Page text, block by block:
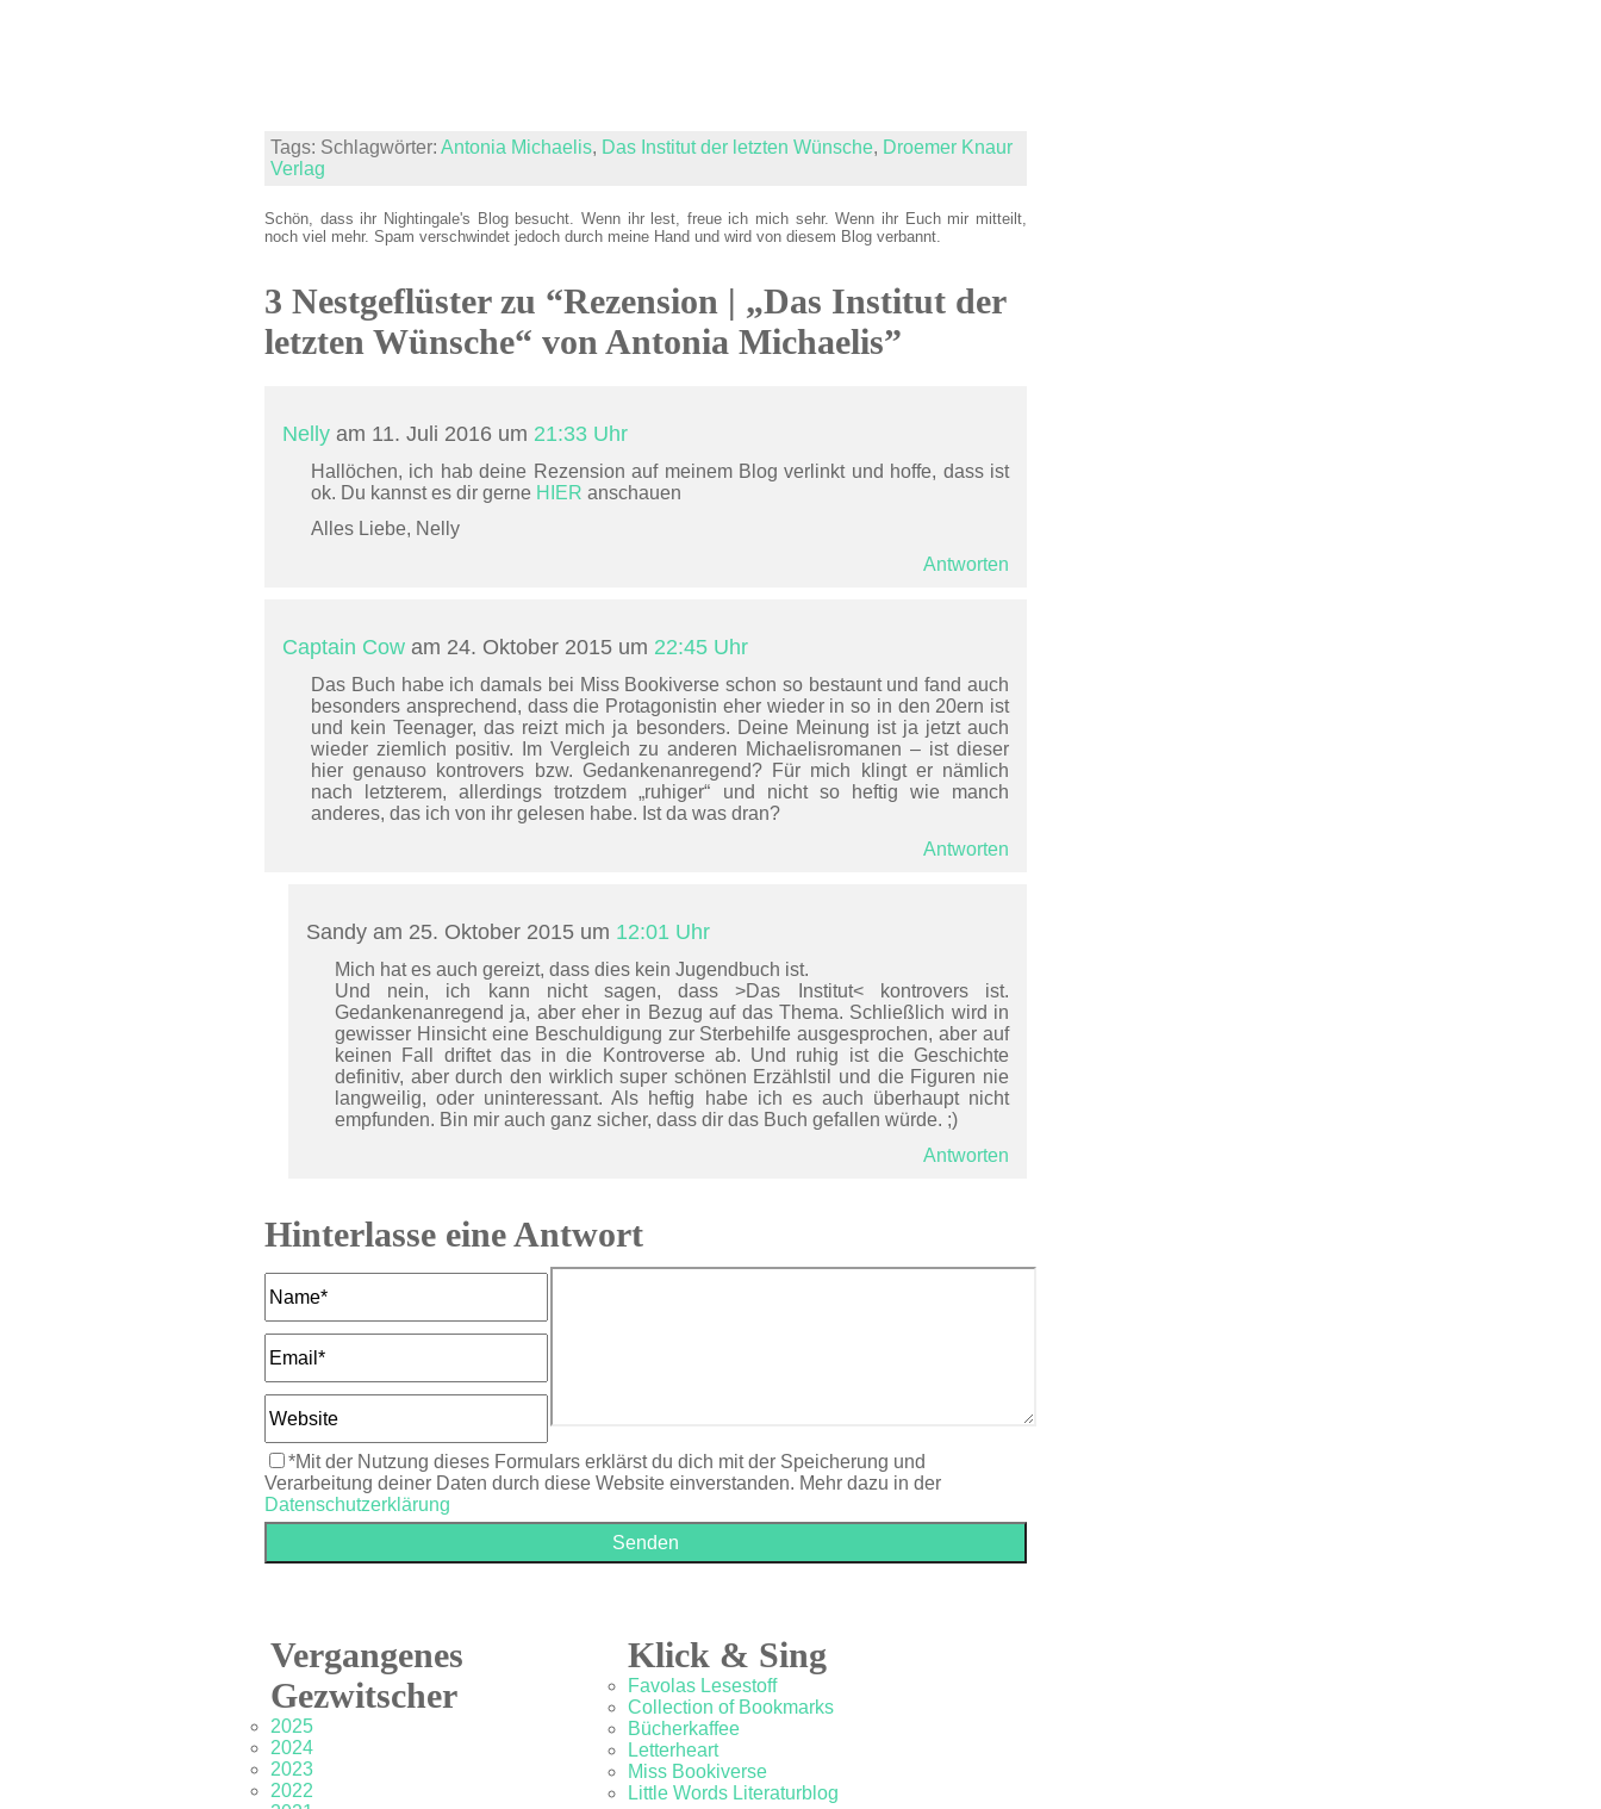
Tags: Schlagwörter: Antonia Michaelis, Das Institut der letzten Wünsche, Droemer Knaur
Verlag
Schön, dass ihr Nightingale's Blog besucht. Wenn ihr lest, freue ich mich sehr. Wenn ihr Euch mir mitteilt,
noch viel mehr. Spam verschwindet jedoch durch meine Hand und wird von diesem Blog verbannt.
3 Nestgeflüster zu “Rezension | „Das Institut der
letzten Wünsche“ von Antonia Michaelis”
Nelly am 11. Juli 2016 um 21:33 Uhr
Hallöchen, ich hab deine Rezension auf meinem Blog verlinkt und hoffe, dass ist
ok. Du kannst es dir gerne HIER anschauen
Alles Liebe, Nelly
Antworten
Captain Cow am 24. Oktober 2015 um 22:45 Uhr
Das Buch habe ich damals bei Miss Bookiverse schon so bestaunt und fand auch
besonders ansprechend, dass die Protagonistin eher wieder in so in den 20ern ist
und kein Teenager, das reizt mich ja besonders. Deine Meinung ist ja jetzt auch
wieder ziemlich positiv. Im Vergleich zu anderen Michaelisromanen – ist dieser
hier genauso kontrovers bzw. Gedankenanregend? Für mich klingt er nämlich
nach letzterem, allerdings trotzdem „ruhiger“ und nicht so heftig wie manch
anderes, das ich von ihr gelesen habe. Ist da was dran?
Antworten
Sandy am 25. Oktober 2015 um 12:01 Uhr
Mich hat es auch gereizt, dass dies kein Jugendbuch ist.
Und nein, ich kann nicht sagen, dass >Das Institut< kontrovers ist.
Gedankenanregend ja, aber eher in Bezug auf das Thema. Schließlich wird in
gewisser Hinsicht eine Beschuldigung zur Sterbehilfe ausgesprochen, aber auf
keinen Fall driftet das in die Kontroverse ab. Und ruhig ist die Geschichte
definitiv, aber durch den wirklich super schönen Erzählstil und die Figuren nie
langweilig, oder uninteressant. Als heftig habe ich es auch überhaupt nicht
empfunden. Bin mir auch ganz sicher, dass dir das Buch gefallen würde. ;)
Antworten
Hinterlasse eine Antwort
*Mit der Nutzung dieses Formulars erklärst du dich mit der Speicherung und
Verarbeitung deiner Daten durch diese Website einverstanden. Mehr dazu in der
Datenschutzerklärung
Vergangenes
Gezwitscher
2025
2024
2023
2022
Klick & Sing
Favolas Lesestoff
Collection of Bookmarks
Bücherkaffee
Letterheart
Miss Bookiverse
Little Words Literaturblog